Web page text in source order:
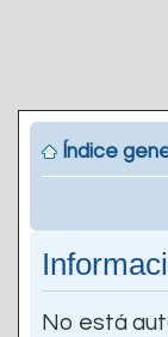
Índice
No está